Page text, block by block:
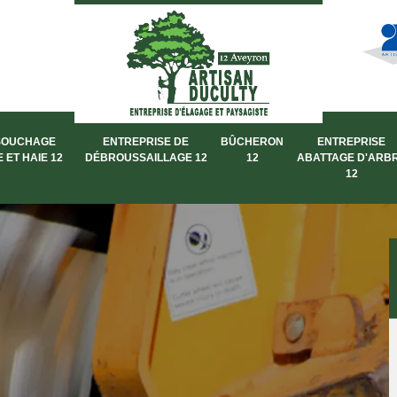
ET HAIE 12
ENTREPRISE DE
DÉBROUSSAILLAGE 12
BÛCHERON
12
ENTREPRISE
ABATTAGE
12